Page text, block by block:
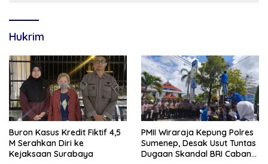
Hukrim
Buron Kasus Kredit Fiktif 4,5
M Serahkan Diri ke
Kejaksaan Surabaya
PMII Wiraraja Kepung Polres
Sumenep, Desak Usut Tuntas
Dugaan Skandal BRI Cabang